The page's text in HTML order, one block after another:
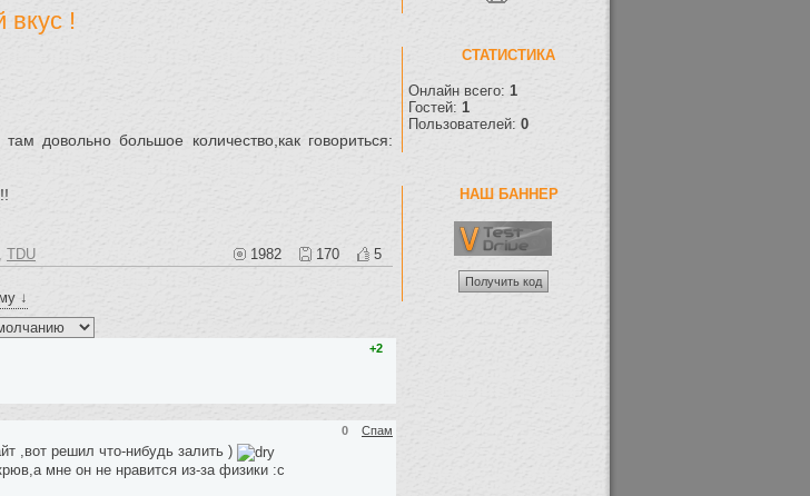
СТАТИСТИКА
Онлайн всего: 1
Гостей: 1
Пользователей: 0
НАШ БАННЕР
!
довольно большое количество,как говориться:
, TDU 1982 170 5
↓
+2
0 Спам
,вот решил что-нибудь залить )
мне он не нравится из-за физики :c